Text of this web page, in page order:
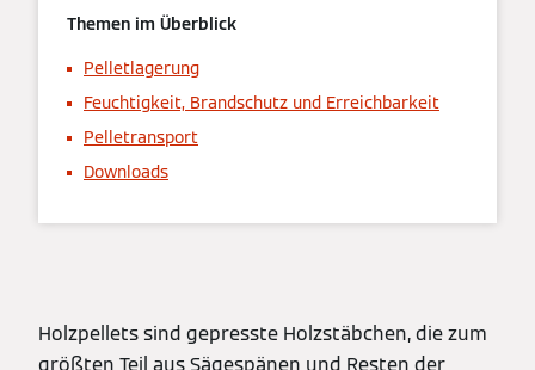
Themen im Überblick
Pelletlagerung
Feuchtigkeit, Brandschutz und Erreichbarkeit
Pelletransport
Downloads
Holzpellets sind gepresste Holzstäbchen, die zum
größten Teil aus Sägespänen und Resten der